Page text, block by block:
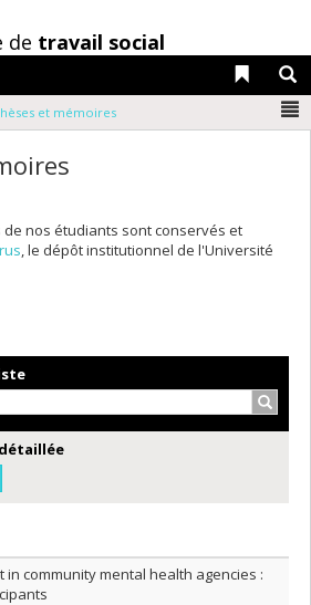
de travail social
Liens
et mémoires
nos étudiants sont conservés et
, le dépôt institutionnel de l'Université
ordre décroissant
titre en ordre décroissant
in community mental health agencies :